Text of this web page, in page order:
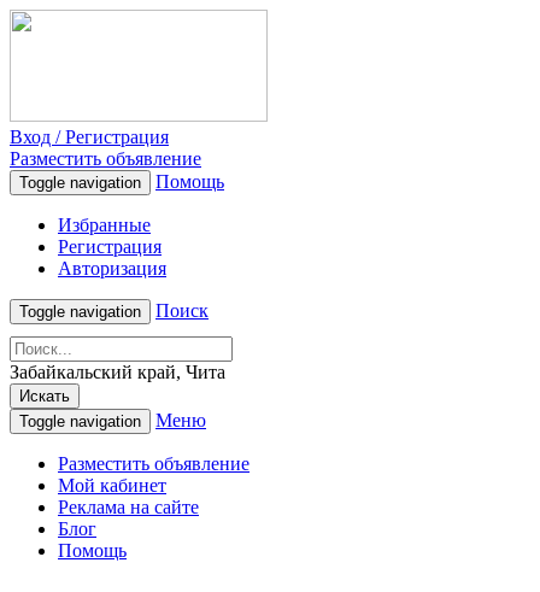
Вход / Регистрация
Разместить объявление
Toggle navigation Помощь
Избранные
Регистрация
Авторизация
Toggle navigation Поиск
Забайкальский край, Чита
Искать
Toggle navigation
Меню
Разместить объявление
Мой кабинет
Реклама на сайте
Блог
Помощь